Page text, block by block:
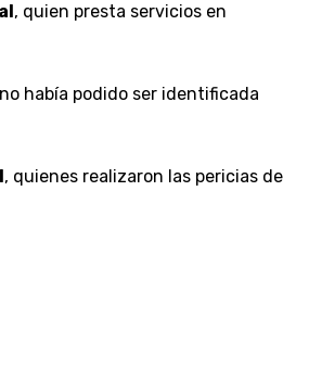
, quien presta servicios en
había podido ser identificada
, quienes realizaron las pericias de